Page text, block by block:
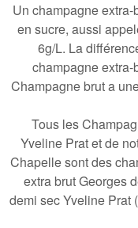
Un champagne
en sucre, aussi
6g/L. La
champagne
Champagne brut a
Tous les
Yveline Pratet de
Chapelle sont des
extra brut Georges
demi sec Yveline Prat